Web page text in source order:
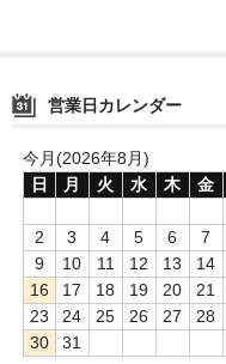
営業日カレンダー
今月(2026年8月)
日
月 火 水 木 金
2
3 4 5 6 7
9
10 11 12 13 14
16
17 18 19 20 21
23
24 25 26 27 28
30
31